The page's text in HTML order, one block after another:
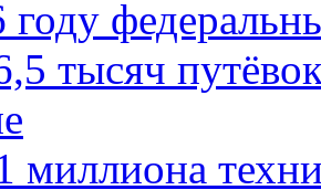
тысяч
миллиона